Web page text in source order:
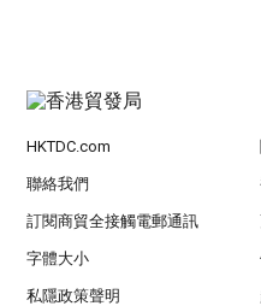
HKTDC.com
聯絡我們
訂閱商貿全接觸電郵通訊
字體大小
私隱政策聲明